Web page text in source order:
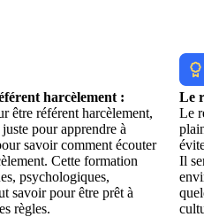
harcèlement :
être référent harcèlement,
pour apprendre à
savoir comment écouter
Cette formation
psychologiques,
savoir pour être prêt à
règles.
Le
Le
Il